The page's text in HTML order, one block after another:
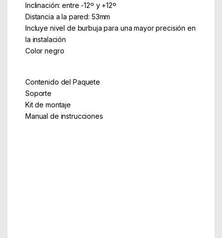
Inclinación: entre -12º y +12º
Distancia a la pared: 53mm
Incluye nivel de burbuja para una mayor precisión en
la instalación
Color negro
Contenido del Paquete
Soporte
Kit de montaje
Manual de instrucciones